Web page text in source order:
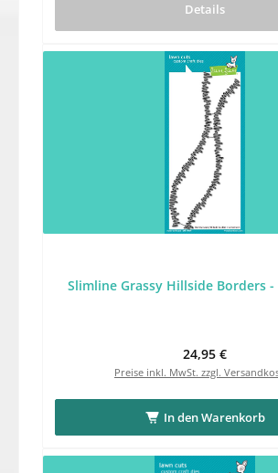
Details
Slimline Grassy Hillside Borders -
Regulärer Preis:
24,95 €
Preise inkl. MwSt. zzgl.
In den Warenkorb